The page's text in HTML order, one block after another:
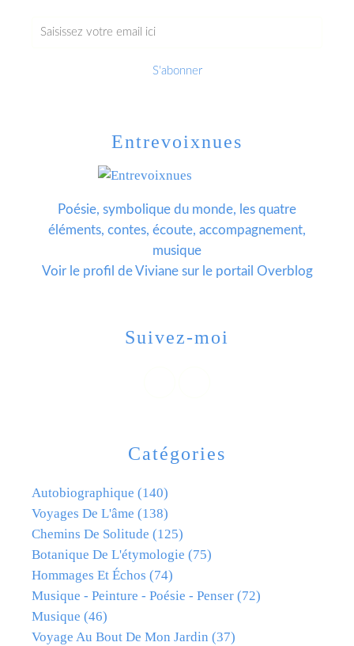
Catégories
Autobiographique (140)
Voyages De L'âme (138)
Chemins De Solitude (125)
Botanique De L'étymologie (75)
Hommages Et Échos (74)
Musique - Peinture - Poésie - Penser (72)
Musique (46)
Voyage Au Bout De Mon Jardin (37)
Entrevoixnues
Poésie, symbolique du monde, les quatre
éléments, contes, écoute, accompagnement,
musique
Voir le profil deVivianesur le portail Overblog
Suivez-moi